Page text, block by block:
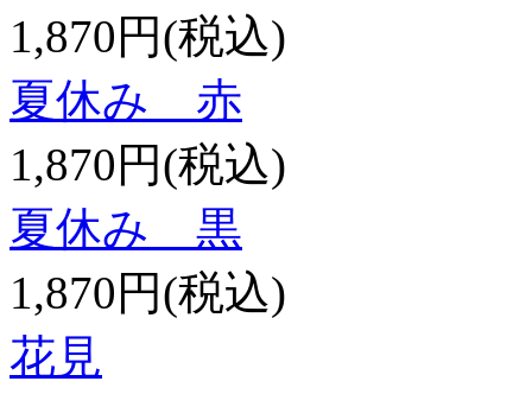
1,870円(税込)
夏休み 赤
1,870円(税込)
夏休み 黒
1,870円(税込)
花見